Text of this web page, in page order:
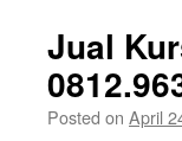
Jual
Posted on April